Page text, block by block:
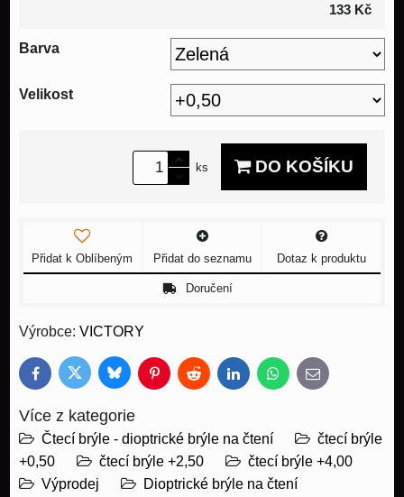
133 Kč
Barva
Velikost
ks DO KOŠÍKU
Přidat k Oblíbeným Přidat do seznamu Dotaz k produktu
Doručení
Výrobce: VICTORY
FacebookTwitter BlueskyPinterestReddit LinkedInWhatsApp
E-
mail
Více z kategorie
Čtecí brýle - dioptrické brýle na čtení
čtecí brýle
+0,50
čtecí brýle +2,50
čtecí brýle +4,00
Výprodej
Dioptrické brýle na čtení